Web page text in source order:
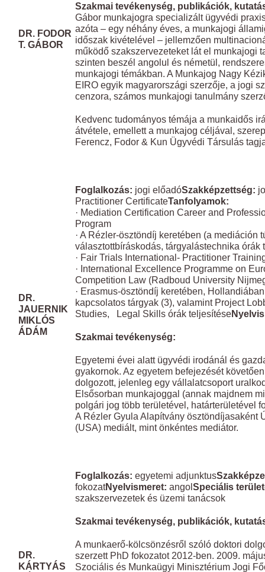
DR. FODOR
T. GÁBOR
Szakmai tevékenység, publikációk,
Gábor munkajogra specializált ügyvédi
azóta – egy néhány éves, a munkajogi
időszak kivételével – jellemzően
működő szakszervezeteket lát el munkajogi
szinten beszél angolul és németül,
munkajogi témákban. A Munkajog Nagy
EIRO egyik magyarországi szerzője, a jogi
cenzora, számos munkajogi tanulmány
Kedvenc tudományos témája a munkaidős
átvétele, emellett a munkajog céljával,
Ferencz, Fodor & Kun Ügyvédi Társulás
DR.
JAUERNIK
MIKLÓS
ÁDÁM
Foglalkozás: jogi előadóSzakképzettség:
Practitioner CertificateTanfolyamok:
· Mediation Certification Career and
Program
· A Rézler-ösztöndíj keretében (a mediáción
választottbíráskodás, tárgyalástechnika órák
· Fair Trials International- Practitioner
· International Excellence Programme on
Competition Law (Radboud University
· Erasmus-ösztöndíj keretében,
kapcsolatos tárgyak (3), valamint Project
Studies, Legal Skills órák teljesítése
Szakmai tevékenység:
Egyetemi évei alatt ügyvédi irodánál és
gyakornok. Az egyetem befejezését
dolgozott, jelenleg egy vállalatcsoport
Elsősorban munkajoggal (annak majdnem
polgári jog több területével, határterületével
A Rézler Gyula Alapítvány ösztöndíjasaként
(USA) mediált, mint önkéntes mediátor.
DR.
KÁRTYÁS
Foglalkozás: egyetemi adjunktus
fokozatNyelvismeret: angol Speciális
szakszervezetek és üzemi tanácsok
Szakmai tevékenység, publikációk,
A munkaerő-kölcsönzésről szóló doktori
szerzett PhD fokozatot 2012-ben. 2009.
Szociális és Munkaügyi Minisztérium Jogi